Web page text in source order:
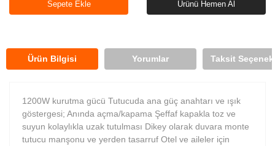
Sepete Ekle Ürünü Hemen Al
Ürün Bilgisi Yorumlar Taksit
1200W kurutma gücü Tutucuda ana güç anahtarı ve ışık
göstergesi; Anında açma/kapama Şeffaf kapakla toz ve
suyun kolaylıkla uzak tutulması Dikey olarak duvara monte
tutucu manşonu ve yerden tasarruf Otel ve aileler için